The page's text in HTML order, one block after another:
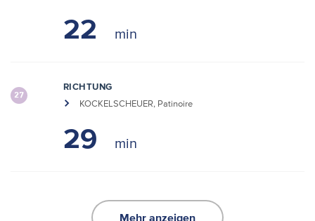
22
27
RICHTUNG
KOCKELSCHEUER, Patinoire
29
Mehr anzeigen